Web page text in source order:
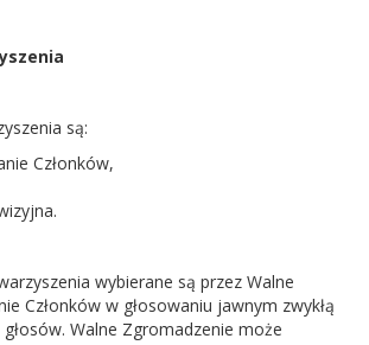
są:
Członków,
wybierane są przez Walne
Członków w głosowaniu jawnym zwykłą
Walne Zgromadzenie może